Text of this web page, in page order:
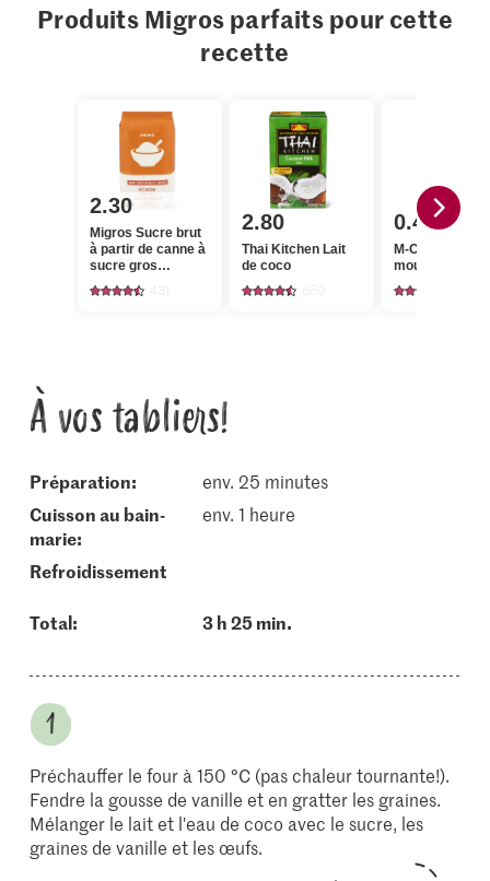
Produits Migros parfaits pour cette
recette
2.30
Migros Sucre brut
à partir de canne à
sucre gros
cristaux
2.80
Thai Kitchen Lait
de coco
0.45
M-Classic
moulue
À vos tabliers!
Préparation:
env. 25 minutes
cuisson au bain-
marie:
env. 1 heure
refroidissement
Total: 3 h 25 min.
Préchauffer le four à 150 °C (pas chaleur tournante!).
Fendre la gousse de vanille et en gratter les graines.
Mélanger le lait et l'eau de coco avec le sucre, les
graines de vanille et les œufs.